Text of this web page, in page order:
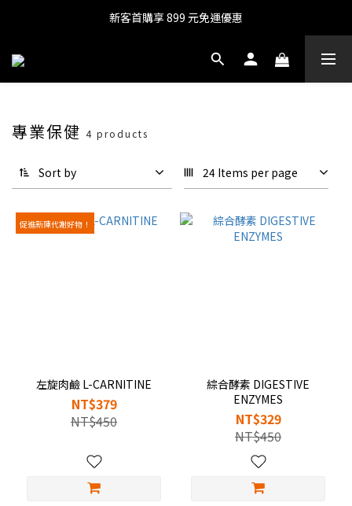
新客首購享 899 元免運優惠
專業保健 4 products
Sort by 24 Items per page
促進新陳代謝好物！
左旋肉鹼 L-CARNITINE
NT$379
NT$450
綜合酵素 DIGESTIVE
ENZYMES
NT$329
NT$450